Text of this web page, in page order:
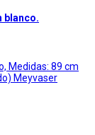
blanco.